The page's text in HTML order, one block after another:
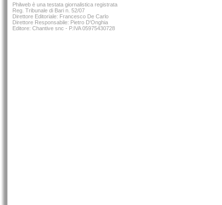
Philweb è una testata giornalistica registrata
Reg. Tribunale di Bari n. 52/07
Direttore Editoriale: Francesco De Carlo
Direttore Responsabile: Pietro D'Onghia
Editore: Chantive snc - P.IVA 05975430728